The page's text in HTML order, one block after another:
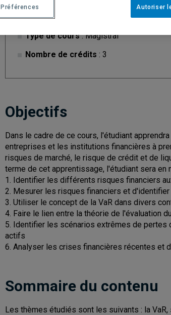
Cycle: 1
Type de cours: Magistral
Nombre de crédits : 3
Objectifs
Dans le cadre de ce cours, l'étudiant
entreprises et les institutions financières à
risques de marché, le risque de crédit et de
terme de cet apprentissage, l'étudiant sera en
1. Identifier les différents risques financiers
2. Mesurer les risques financiers et
3. Utiliser le concept de la VaR dans divers
4. Faire le lien entre la théorie de l'évaluation
5. Identifier les scénarios extrêmes de
actifs
6. Analyser les crises financières récentes et
Sommaire du contenu
Les thèmes étudiés sont les suivants : la
Autoriser
Préférences